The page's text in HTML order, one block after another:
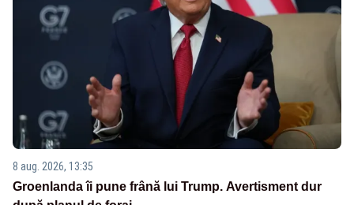
8 aug. 2026, 13:35
Groenlanda îi pune frână lui Trump. Avertisment dur